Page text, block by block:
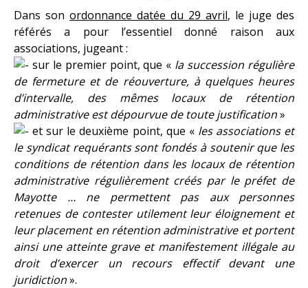
Dans son ordonnance datée du 29 avril, le juge des
référés a pour l’essentiel donné raison aux
associations, jugeant :
sur le premier point, que « la succession régulière
de fermeture et de réouverture, à quelques heures
d’intervalle, des mêmes locaux de rétention
administrative est dépourvue de toute justification»
et sur le deuxième point, que « les associations et
le syndicat requérants sont fondés à soutenir que les
conditions de rétention dans les locaux de rétention
administrative régulièrement créés par le préfet de
Mayotte … ne permettent pas aux personnes
retenues de contester utilement leur éloignement et
leur placement en rétention administrative et portent
ainsi une atteinte grave et manifestement illégale au
droit d’exercer un recours effectif devant une
juridiction».